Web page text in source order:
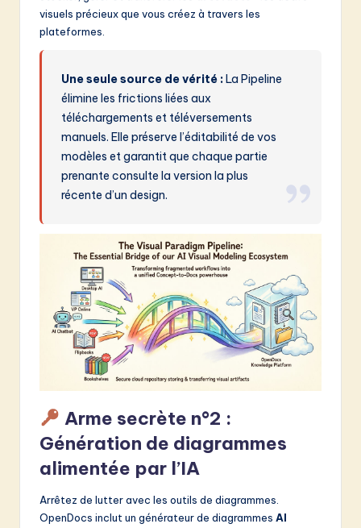
visuels précieux que vous créez à travers les
plateformes.
Une seule source de vérité :La Pipeline
élimine les frictions liées aux
téléchargements et téléversements
manuels. Elle préserve l’éditabilité de vos
modèles et garantit que chaque partie
prenante consulte la version la plus
récente d’un design.
Arme secrète n°2 :
Génération de diagrammes
alimentée par l’IA
Arrêtez de lutter avec les outils de diagrammes.
OpenDocs inclut un générateur de diagrammes AI